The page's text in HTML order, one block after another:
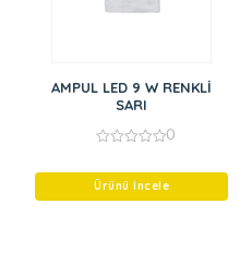
AMPUL LED 9 W RENKLİ
SARI
of
0
Ürünü İncele